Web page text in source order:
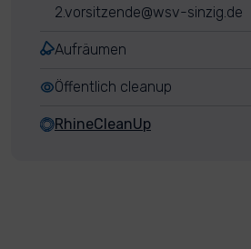
2.vorsitzende@wsv-sinzig.de
Aufräumen
Öffentlich cleanup
RhineCleanUp